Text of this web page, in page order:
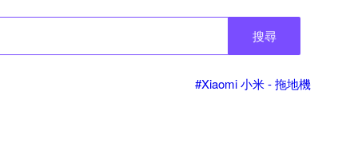
搜尋
#Xiaomi 小米 - 拖地機